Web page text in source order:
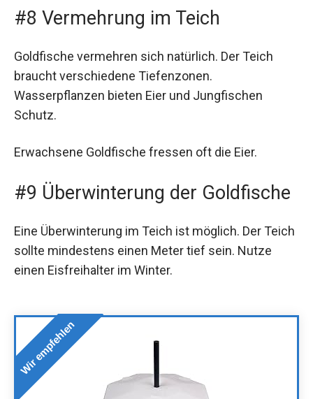
#8 Vermehrung im Teich
Goldfische vermehren sich natürlich. Der Teich
braucht verschiedene Tiefenzonen.
Wasserpflanzen bieten Eier und Jungfischen
Schutz.
Erwachsene Goldfische fressen oft die Eier.
#9 Überwinterung der Goldfische
Eine Überwinterung im Teich ist möglich. Der Teich
sollte mindestens einen Meter tief sein. Nutze
einen Eisfreihalter im Winter.
Wir empfehlen